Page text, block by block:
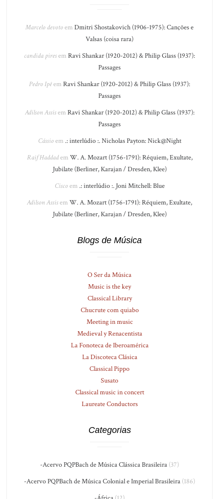
Marcelo devotoem Dmitri Shostakovich (1906-1975): Canções e
Valsas (coisa rara)
candida piresem Ravi Shankar (1920-2012) & Philip Glass (1937):
Passages
Pedro Ipêem Ravi Shankar (1920-2012) & Philip Glass (1937):
Passages
Adilson Assisem Ravi Shankar (1920-2012) & Philip Glass (1937):
Passages
Cássioem .: interlúdio :. Nicholas Payton: Nick@Night
Raif Haddadem W. A. Mozart (1756-1791): Réquiem, Exultate,
Jubilate (Berliner, Karajan / Dresden, Klee)
Ciscoem .: interlúdio :. Joni Mitchell: Blue
Adilson Assisem W. A. Mozart (1756-1791): Réquiem, Exultate,
Jubilate (Berliner, Karajan / Dresden, Klee)
Blogs de Música
O Ser da Música
Music is the key
Classical Library
Chucrute com quiabo
Meeting in music
Medieval y Renacentista
La Fonoteca de Iberoamérica
La Discoteca Clásica
Classical Pippo
Susato
Classical music in concert
Laureate Conductors
Categorias
-Acervo PQPBach de Música Clássica Brasileira (37)
-Acervo PQPBach de Música Colonial e Imperial Brasileira (186)